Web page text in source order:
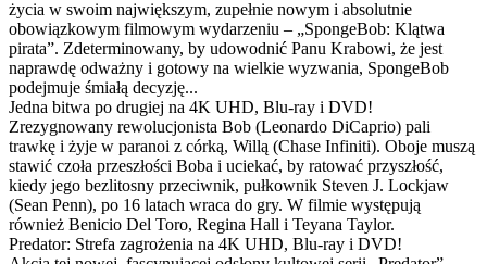
życia w swoim największym, zupełnie nowym i absolutnie
obowiązkowym filmowym wydarzeniu – „SpongeBob: Klątwa
pirata”. Zdeterminowany, by udowodnić Panu Krabowi, że jest
naprawdę odważny i gotowy na wielkie wyzwania, SpongeBob
podejmuje śmiałą decyzję...
Jedna bitwa po drugiej na 4K UHD, Blu-ray i DVD!
Zrezygnowany rewolucjonista Bob (Leonardo DiCaprio) pali
trawkę i żyje w paranoi z córką, Willą (Chase Infiniti). Oboje muszą
stawić czoła przeszłości Boba i uciekać, by ratować przyszłość,
kiedy jego bezlitosny przeciwnik, pułkownik Steven J. Lockjaw
(Sean Penn), po 16 latach wraca do gry. W filmie występują
również Benicio Del Toro, Regina Hall i Teyana Taylor.
Predator: Strefa zagrożenia na 4K UHD, Blu-ray i DVD!